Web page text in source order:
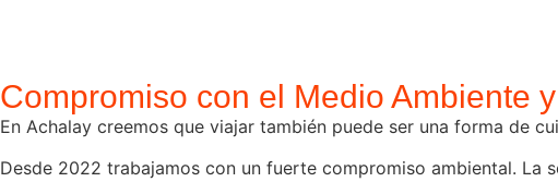
Compromiso con el Medio Ambiente
En Achalay creemos que viajar también puede ser una forma de
Desde 2022 trabajamos con un fuerte compromiso ambiental. La